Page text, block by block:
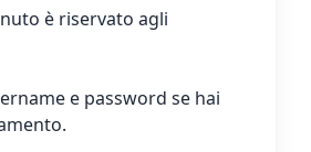
è riservato agli
e password se hai